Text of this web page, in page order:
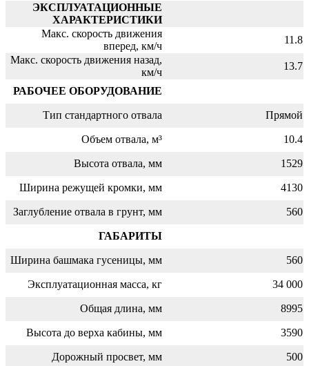
ЭКСПЛУАТАЦИОННЫЕ
ХАРАКТЕРИСТИКИ
Макс. скорость движения
вперед, км/ч
11.8
Макс. скорость движения назад,
км/ч
13.7
РАБОЧЕЕ ОБОРУДОВАНИЕ
Тип стандартного отвала Прямой
Объем отвала, м³ 10.4
Высота отвала, мм 1529
Ширина режущей кромки, мм 4130
Заглубление отвала в грунт, мм 560
ГАБАРИТЫ
Ширина башмака гусеницы, мм 560
Эксплуатационная масса, кг 34 000
Общая длина, мм 8995
Высота до верха кабины, мм 3590
Дорожный просвет, мм 500